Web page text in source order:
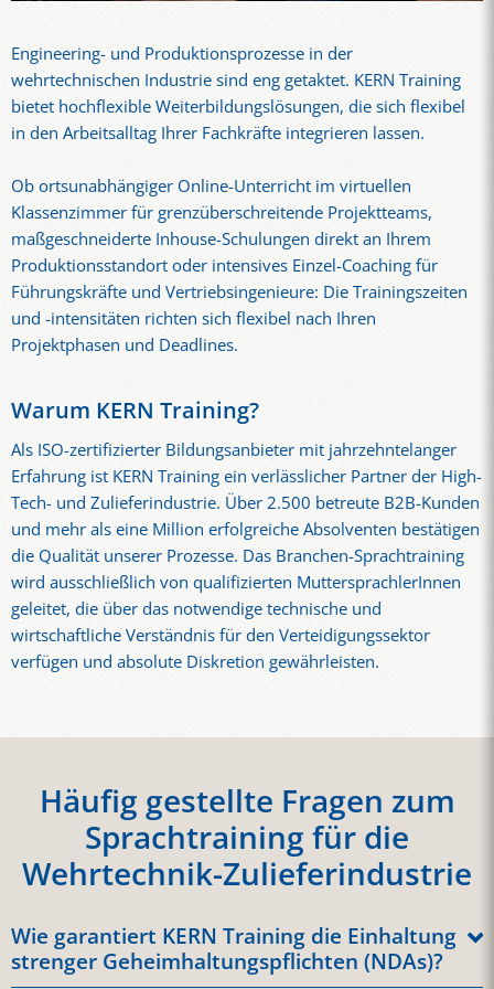
Engineering- und Produktionsprozesse in der
wehrtechnischen Industrie sind eng getaktet. KERN Training
bietet hochflexible Weiterbildungslösungen, die sich flexibel
in den Arbeitsalltag Ihrer Fachkräfte integrieren lassen.
Ob ortsunabhängiger Online-Unterricht im virtuellen
Klassenzimmer für grenzüberschreitende Projektteams,
maßgeschneiderte Inhouse-Schulungen direkt an Ihrem
Produktionsstandort oder intensives Einzel-Coaching für
Führungskräfte und Vertriebsingenieure: Die Trainingszeiten
und -intensitäten richten sich flexibel nach Ihren
Projektphasen und Deadlines.
Warum KERN Training?
Als ISO-zertifizierter Bildungsanbieter mit jahrzehntelanger
Erfahrung ist KERN Training ein verlässlicher Partner der High-
Tech- und Zulieferindustrie. Über 2.500 betreute B2B-Kunden
und mehr als eine Million erfolgreiche Absolventen bestätigen
die Qualität unserer Prozesse. Das Branchen-Sprachtraining
wird ausschließlich von qualifizierten MuttersprachlerInnen
geleitet, die über das notwendige technische und
wirtschaftliche Verständnis für den Verteidigungssektor
verfügen und absolute Diskretion gewährleisten.
Häufig gestellte Fragen zum
Sprachtraining für die
Wehrtechnik-Zulieferindustrie
Wie garantiert KERN Training die Einhaltung
strenger Geheimhaltungspflichten (NDAs)?